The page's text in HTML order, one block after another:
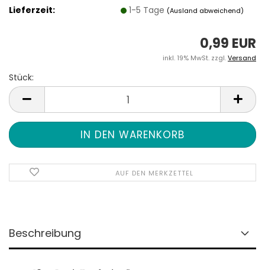
Lieferzeit:
1-5 Tage (Ausland abweichend)
0,99 EUR
inkl. 19% MwSt. zzgl.Versand
Stück:
Stück
AUF DEN MERKZETTEL
Beschreibung